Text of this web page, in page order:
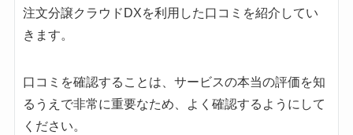
注文分譲クラウドDXを利用した口コミを紹介してい
きます。
口コミを確認することは、サービスの本当の評価を知
るうえで非常に重要なため、よく確認するようにして
ください。